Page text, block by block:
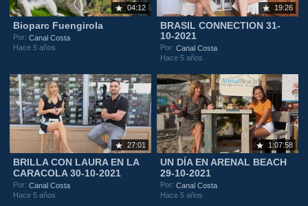
04:12
Bioparc Fuengirola
Por:Canal Costa
Hace 5 años
19:26
BRASIL CONNECTION 31-
10-2021
Por:Canal Costa
Hace 5 años
27:01
BRILLA CON LAURA EN LA
CARACOLA 30-10-2021
Por:Canal Costa
Hace 5 años
1:07:58
UN DÍA EN ARENAL BEACH
29-10-2021
Por:Canal Costa
Hace 5 años